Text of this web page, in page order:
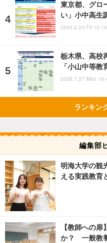
東京都、グロ
い」小中高生
2025.5.23 Fri 15:15
栃木県、高校
「小山中等教
2026.7.27 Mon
ランキン
編集部
明海大学の観
える実践教育
【教師への
か？ 一般教